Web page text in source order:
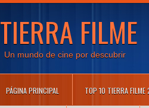
TIERRA FILME
Un mundo de cine por descubrir
PÁGINA PRINCIPAL TOP 10 TIERRA FILME